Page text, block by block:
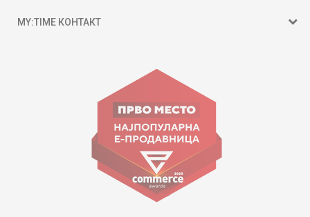
MY:TIME КОНТАКТ
ул. Гоце Николовски бр.74 Скопје
contact@mytime.mk
Работно време:
09:00 до 17:00